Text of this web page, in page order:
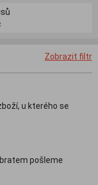
Zobrazit filtr
u kterého se
pošleme